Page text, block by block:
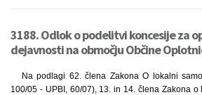
3188. Odlok o podelitvi koncesije za
dejavnosti na območju Občine
Na podlagi 62. člena Zakona O lokalni
100/05 - UPBI, 60/07), 13. in 14. člena Zakona